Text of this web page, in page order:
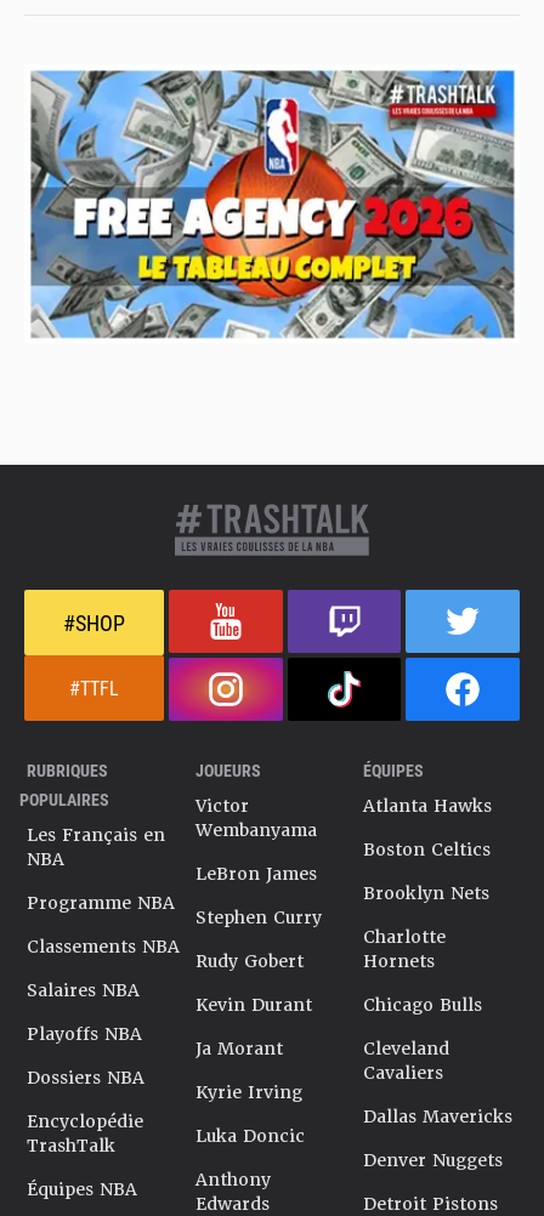
#SHOP
#TTFL
RUBRIQUES
POPULAIRES
Les Français en
NBA
Programme NBA
Classements NBA
Salaires NBA
Playoffs NBA
Dossiers NBA
Encyclopédie
TrashTalk
Équipes NBA
JOUEURS
Victor
Wembanyama
LeBron James
Stephen Curry
Rudy Gobert
Kevin Durant
Ja Morant
Kyrie Irving
Luka Doncic
Anthony
Edwards
ÉQUIPES
Atlanta Hawks
Boston Celtics
Brooklyn Nets
Charlotte
Hornets
Chicago Bulls
Cleveland
Cavaliers
Dallas Mavericks
Denver Nuggets
Detroit Pistons